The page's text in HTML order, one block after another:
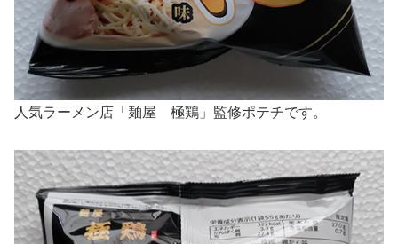
人気ラーメン店「麺屋 極鶏」監修ポテチです。